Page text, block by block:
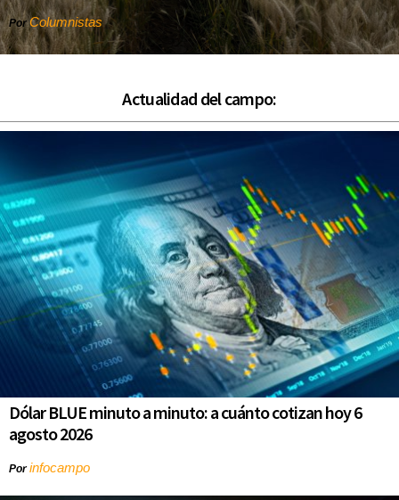
PorColumnistas
Actualidad del campo:
Dólar BLUE minuto a minuto: a cuánto cotizan hoy 6
agosto 2026
Porinfocampo